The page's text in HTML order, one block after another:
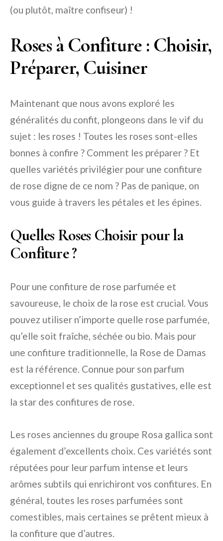
(ou plutôt, maître confiseur) !
Roses à Confiture : Choisir,
Préparer, Cuisiner
Maintenant que nous avons exploré les
généralités du confit, plongeons dans le vif du
sujet : les roses ! Toutes les roses sont-elles
bonnes à confire ? Comment les préparer ? Et
quelles variétés privilégier pour une confiture
de rose digne de ce nom ? Pas de panique, on
vous guide à travers les pétales et les épines.
Quelles Roses Choisir pour la
Confiture ?
Pour une confiture de rose parfumée et
savoureuse, le choix de la rose est crucial. Vous
pouvez utiliser n’importe quelle rose parfumée,
qu’elle soit fraîche, séchée ou bio. Mais pour
une confiture traditionnelle, la Rose de Damas
est la référence. Connue pour son parfum
exceptionnel et ses qualités gustatives, elle est
la star des confitures de rose.
Les roses anciennes du groupe Rosa gallica sont
également d’excellents choix. Ces variétés sont
réputées pour leur parfum intense et leurs
arômes subtils qui enrichiront vos confitures. En
général, toutes les roses parfumées sont
comestibles, mais certaines se prêtent mieux à
la confiture que d’autres.